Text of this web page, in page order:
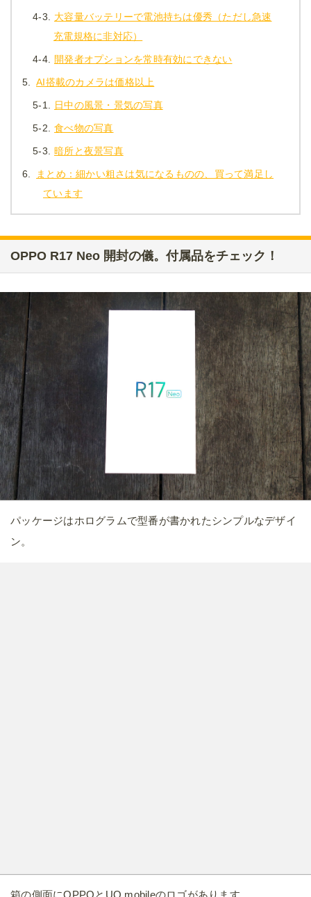
4-3.
大容量バッテリーで電池持ちは優秀（ただし急速
充電規格に非対応）
4-4. 開発者オプションを常時有効にできない
5. AI搭載のカメラは価格以上
5-1. 日中の風景・景気の写真
5-2. 食べ物の写真
5-3. 暗所と夜景写真
6.
まとめ：細かい粗さは気になるものの、買って満足し
ています
OPPO R17 Neo 開封の儀。付属品をチェック！
パッケージはホログラムで型番が書かれたシンプルなデザイ
ン。
箱の側面にOPPOとUQ mobileのロゴがあります。